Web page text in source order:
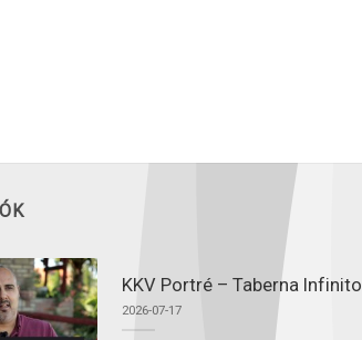
KKV Portré – Taberna Infinito
2026-07-17